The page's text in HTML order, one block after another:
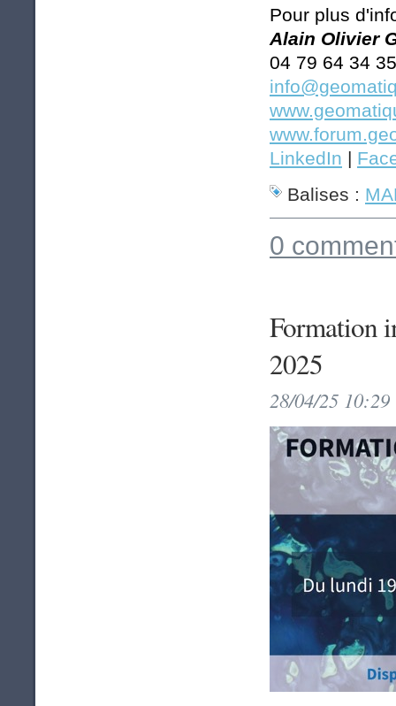
Pour plus
Alain Olivier
04 79 64 34 35
LinkedIn |
Balises :
0
Formation
2025
28/04/25